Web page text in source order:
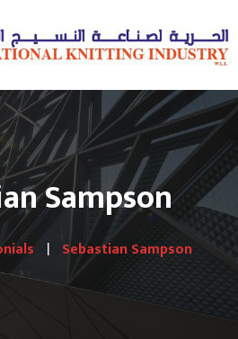
Sampson
Sebastian Sampson